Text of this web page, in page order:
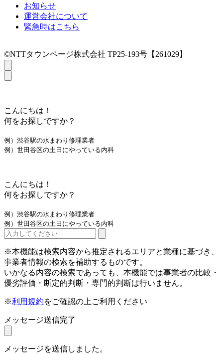
お知らせ
運営会社について
緊急時はこちら
©NTTタウンページ株式会社 TP25-193号【261029】
こんにちは！
何をお探しですか？
例）渋谷駅の水まわり修理業者
例）世田谷区の土日にやっている内科
こんにちは！
何をお探しですか？
例）渋谷駅の水まわり修理業者
例）世田谷区の土日にやっている内科
※本機能は検索内容から推定されるエリアと業種に基づき、
事業者情報の検索を補助するものです。
いかなる内容の検索であっても、本機能では事業者の比較・
優劣評価・断定的判断・専門的判断は行いません。
※利用規約をご確認の上ご利用ください
メッセージ送信完了
メッセージを送信しました。